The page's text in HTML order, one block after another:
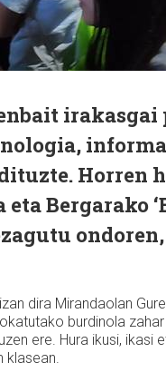
Horren
Bergarako
dira Mirandaolan
burdinola
ere. Hura ikusi, ikasi